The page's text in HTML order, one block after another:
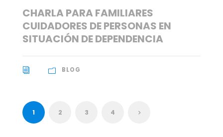
CHARLA PARA FAMILIARES
CUIDADORES DE PERSONAS EN
SITUACIÓN DE DEPENDENCIA
BLOG
1 2 3 4